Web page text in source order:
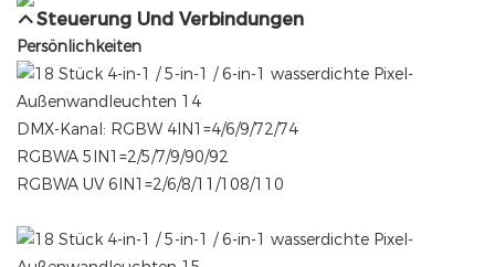
Steuerung Und Verbindungen
Persönlichkeiten
DMX-Kanal: RGBW 4IN1=4/6/9/72/74
RGBWA 5IN1=2/5/7/9/90/92
RGBWA UV 6IN1=2/6/8/11/108/110